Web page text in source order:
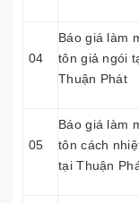
04
Báo giá làm
tôn giả ngói
Thuận Phát
05
Báo giá làm
tôn cách
tại Thuận